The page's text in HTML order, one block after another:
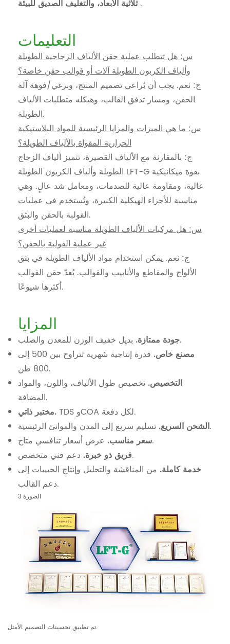
ثلاثية الأبعاد، والتغليف الصديق للبيئة.
التعليمات
س: هل تتطلب عملية حقن الألياف الزجاجية الطويلة
وألياف الكربون الطويلة آلات أو قوالب حقن خاصة؟
ج: نعم. يجب أن يُراعي تصميم المنتج، وبرغي/فوهة آلة
الحقن، ومسار تدفق القالب، وهيكله متطلبات الألياف
الطويلة.
س: ما هي الميزات والمزايا الرئيسية للمواد البلاستيكية
الحرارية المقواة بالألياف الطويلة؟
ج: بالمقارنة مع الألياف القصيرة، تتميز ألياف الزجاج
الطويلة وألياف الكربون الطويلة LFT-G بقوة ميكانيكية
عالية، ومقاومة عالية للصدمات، ومعامل شد عالٍ. وهي
مناسبة للأجزاء الهيكلية الكبيرة، وتُستخدم في عمليات
القولبة بالحقن والبثق.
س: هل مركبات الألياف الطويلة مناسبة لعمليات أخرى
غير عملية القولبة بالحقن؟
ج: نعم. يمكن استخدام مواد الألياف الطويلة في بثق
الألواح والمقاطع والأنابيب والقوالب. يُعدّ حقن القوالب
أكثرها شيوعًا.
المزايا
جودة ممتازة.بديل خفيف الوزن للمعدن والصلب.
مصنع خاص.
قدرة إنتاجية شهرية تتراوح بين 500 إلى
800 طن.
التخصيص. تخصيص طول الألياف، واللون، والمواد
المضافة.
مختبر ذاتي.
TDS وCOA لكل دفعة.
الشحن السريع.تسليم سريع إلى المدن والموانئ الرئيسية.
سعر مناسب.عرض أسعار تنافسي متاح.
فريق ذو خبرة.دعم فني متخصص.
خدمة كاملة. من المناقشة والتحليل وإنتاج الحبيبات إلى
دعم القالب.
الصورة 3
تم تطبيق تحسينات التصميم الأمثل.